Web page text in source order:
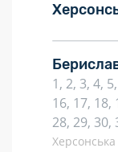
1, 2, 3, 4,
16, 17, 18,
28, 29, 30,